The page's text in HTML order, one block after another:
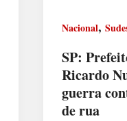
Nacional,
SP:
Ricardo
guerra
de rua